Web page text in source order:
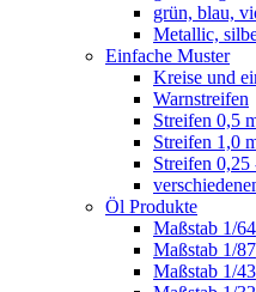
grün, blau,
Metallic,
Einfache Muster
Kreise und
Warnstreifen
Streifen 0,5
Streifen 1,0
Streifen 0,25
Öl Produkte
Maßstab 1/64
Maßstab 1/87
Maßstab 1/43